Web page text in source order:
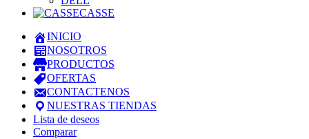
CASSE
INICIO
NOSOTROS
PRODUCTOS
OFERTAS
CONTACTENOS
NUESTRAS TIENDAS
Lista de deseos
Comparar